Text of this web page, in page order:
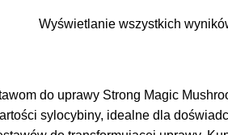
Wyświetlanie wszystkich
do uprawy Strong Magic
sylocybiny, idealne dla